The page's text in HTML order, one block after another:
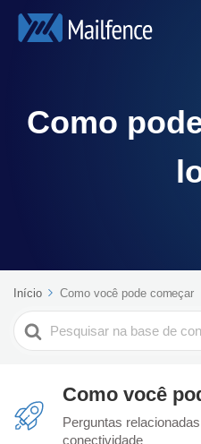
Como
Início Como você pode começar
Search
For
Como você
Perguntas
conectividade